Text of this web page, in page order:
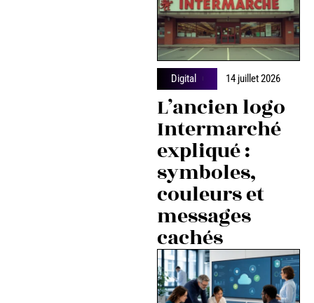
Digital 14 juillet 2026
L’ancien logo
Intermarché
expliqué :
symboles,
couleurs et
messages
cachés